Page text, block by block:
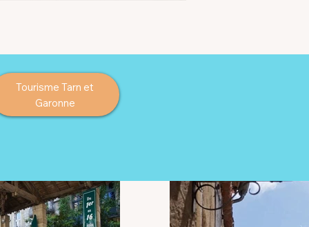
Tourisme Tarn et
Garonne